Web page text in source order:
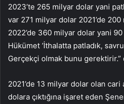
2023’te 265 milyar dolar yani
var 271 milyar dolar 2021’de
2022’de 360 ​​milyar dolar yani
Hükümet ‘İthalatta patladık,
Gerçekçi olmak bunu gerektirir.”
2021’de 13 milyar dolar olan cari
dolara çıktığına işaret eden